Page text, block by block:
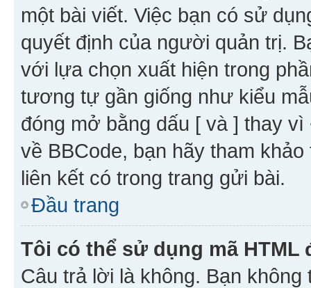
một bài viết. Việc bạn có sử
quyết định của người quản trị.
với lựa chọn xuất hiện trong
tương tự gần giống như kiểu
đóng mở bằng dấu [ và ] thay
về BBCode, bạn hãy tham
liên kết có trong trang gửi bài.
Đầu trang
Tôi có thể sử dụng mã
Câu trả lời là không. Bạn